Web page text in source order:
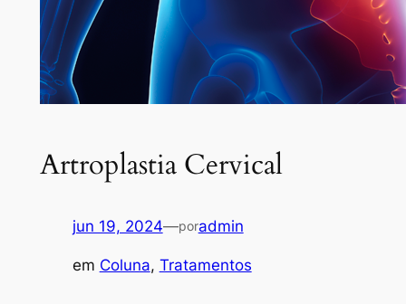
Artroplastia Cervical
jun 19, 2024—poradmin
em Coluna, Tratamentos